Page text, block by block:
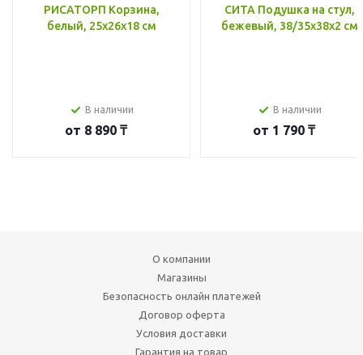
РИСАТОРП Корзина,
белый, 25x26x18 см
В наличии
от 8 890 ₸
СИТА Подушка на стул,
бежевый, 38/35x38x2 см
В наличии
от 1 790 ₸
О компании
Магазины
Безопасность онлайн платежей
Договор оферта
Условия доставки
Гарантия на товар